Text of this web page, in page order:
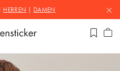
HERREN DAMEN